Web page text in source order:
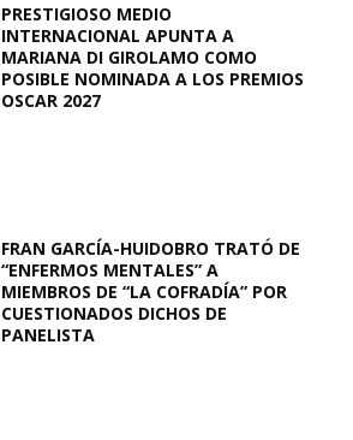
PRESTIGIOSO MEDIO
INTERNACIONAL APUNTA A
MARIANA DI GIROLAMO COMO
POSIBLE NOMINADA A LOS PREMIOS
OSCAR 2027
FRAN GARCÍA-HUIDOBRO TRATÓ DE
“ENFERMOS MENTALES” A
MIEMBROS DE “LA COFRADÍA” POR
CUESTIONADOS DICHOS DE
PANELISTA